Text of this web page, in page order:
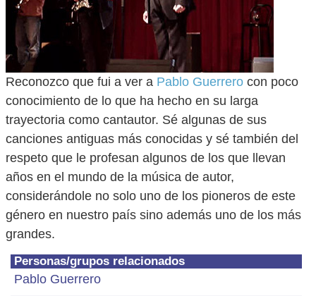
Reconozco que fui a ver a Pablo Guerrero con poco
conocimiento de lo que ha hecho en su larga
trayectoria como cantautor. Sé algunas de sus
canciones antiguas más conocidas y sé también del
respeto que le profesan algunos de los que llevan
años en el mundo de la música de autor,
considerándole no solo uno de los pioneros de este
género en nuestro país sino además uno de los más
grandes.
Personas/grupos relacionados
Pablo Guerrero